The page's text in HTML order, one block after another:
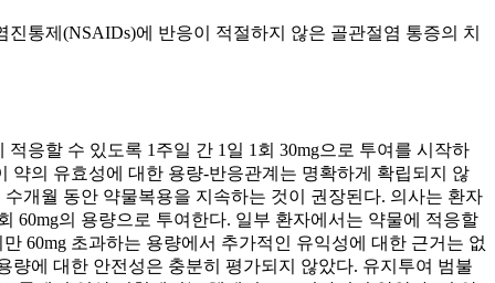
통제(NSAIDs)에 반응이 적절하지 않은 골관절염 통증의 치
응할 수 있도록 1주일 간 1일 1회 30mg으로 투여를 시작하
약의 유효성에 대한 용량-반응관계는 명확하게 확립되지 않
개월 동안 약물복용을 지속하는 것이 권장된다. 의사는 환자
60mg의 용량으로 투여한다. 일부 환자에서는 약물에 적응할
60mg 초과하는 용량에서 추가적인 유익성에 대한 근거는 없
량에 대한 안전성은 충분히 평가되지 않았다. 유지투여 범불